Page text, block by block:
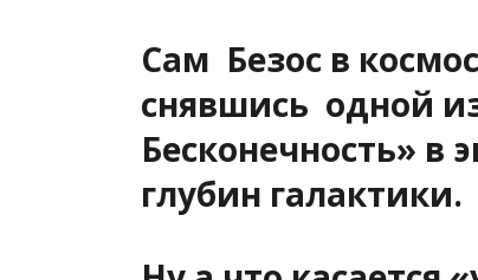
Сам Безос в
снявшись одной
Бесконечность»
глубин галактики.